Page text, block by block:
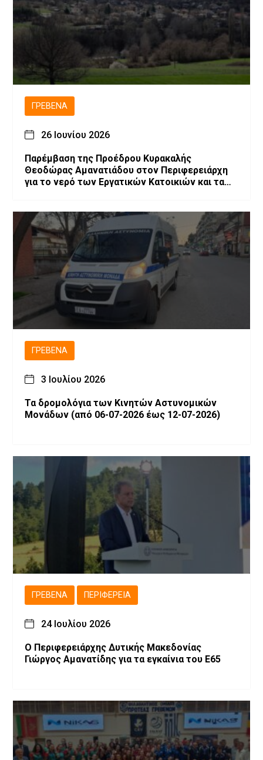
ΓΡΕΒΕΝΆ
26 Ιουνίου 2026
Παρέμβαση της Προέδρου Κυρακαλής
Θεοδώρας Αμανατιάδου στον Περιφερειάρχη
για το νερό των Εργατικών Κατοικιών και τα
ΓΡΕΒΕΝΆ
3 Ιουλίου 2026
Τα δρομολόγια των Κινητών Αστυνομικών
Μονάδων (από 06-07-2026 έως 12-07-2026)
ΓΡΕΒΕΝΆ ΠΕΡΙΦΈΡΕΙΑ
24 Ιουλίου 2026
Ο Περιφερειάρχης Δυτικής Μακεδονίας
Γιώργος Αμανατίδης για τα εγκαίνια του Ε65